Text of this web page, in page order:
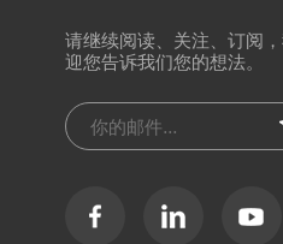
请继续阅读、关注、订阅
迎您告诉我们您的想法。